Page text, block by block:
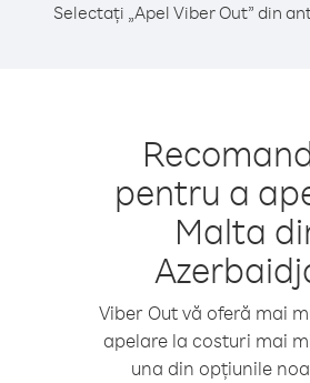
Selectați „Apel Viber Out” din
pentru a
Malta
Viber Out vă oferă mai
apelare la costuri mai
una din opțiunile